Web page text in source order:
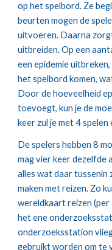
op het spelbord. Ze
beurten mogen de
uitvoeren. Daarna
uitbreiden. Op een
een epidemie
het spelbord komen,
Door de hoeveelheid
toevoegt, kun je de
keer zul je met 4
De spelers hebben 8
mag vier keer dezelfde
alles wat daar tussenin
maken met reizen. Zo
wereldkaart reizen (per
het ene
onderzoeksstation
gebruikt worden om te